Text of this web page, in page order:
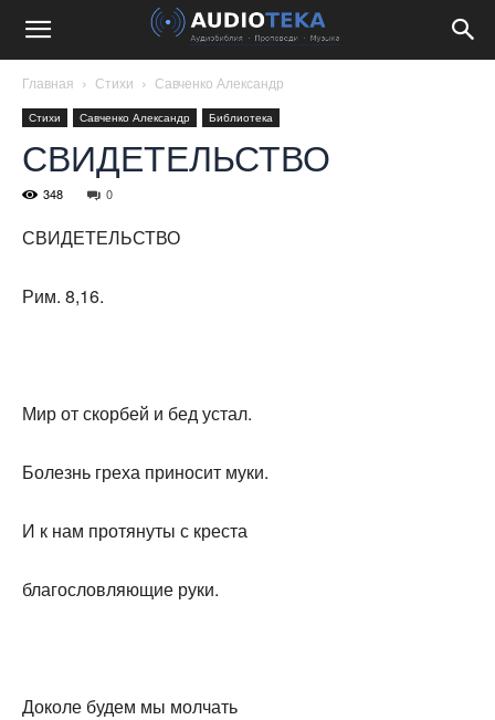
Главная Стихи Савченко Александр
Стихи Савченко Александр Библиотека
СВИДЕТЕЛЬСТВО
348 0
СВИДЕТЕЛЬСТВО
Рим. 8,16.
Мир от скорбей и бед устал.
Болезнь греха приносит муки.
И к нам протянуты с креста
благословляющие руки.
Доколе будем мы молчать